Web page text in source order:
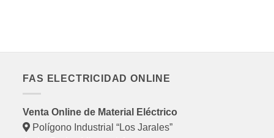
FAS ELECTRICIDAD ONLINE
Venta Online de Material Eléctrico
Polígono Industrial “Los Jarales”